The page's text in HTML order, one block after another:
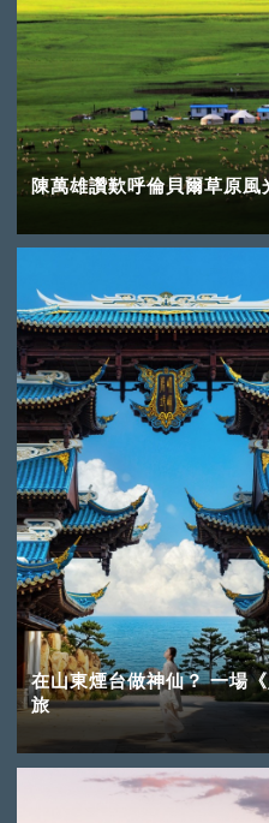
陳萬雄讚歎呼倫貝爾草原
在山東煙台做神仙？ 一場
旅